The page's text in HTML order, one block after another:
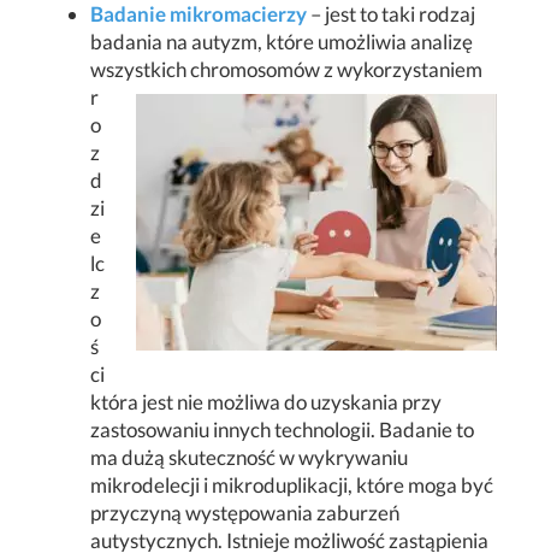
Badanie mikromacierzy– jest to taki rodzaj
badania na autyzm, które umożliwia analizę
wszystkich chromosomów z wykorzystaniem
r
o
z
d
zi
e
lc
z
o
ś
ci
która jest nie możliwa do uzyskania przy
zastosowaniu innych technologii. Badanie to
ma dużą skuteczność w wykrywaniu
mikrodelecji i mikroduplikacji, które moga być
przyczyną występowania zaburzeń
autystycznych. Istnieje możliwość zastąpienia